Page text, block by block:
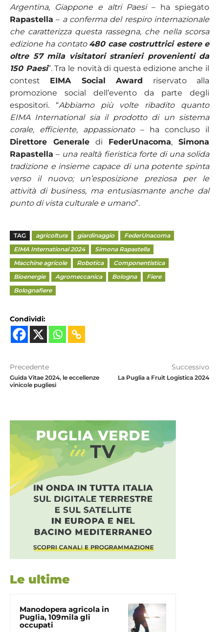
Argentina, Giappone e altri Paesi– ha spiegato
Rapastella – a conferma del respiro internazionale
che caratterizza questa rassegna, che nella scorsa
edizione ha contato 480 case costruttrici estere e
oltre 57 mila visitatori stranieri provenienti da
150 Paesi”. Tra le novità di questa edizione anche il
contest EIMA Social Award riservato alla
promozione social dell’evento da parte degli
espositori. “Abbiamo più volte ribadito quanto
EIMA International sia il prodotto di un sistema
corale, efficiente, appassionato– ha concluso il
Direttore Generale di FederUnacoma, Simona
Rapastella – una realtà fieristica forte di una solida
tradizione e insieme capace di una potente spinta
verso il nuovo; un’esposizione preziosa per le
attività di business, ma entusiasmante anche dal
punto di vista culturale e umano”.
TAG agricoltura giardinaggio
FederUnacoma
EIMA International 2024
Simona Rapastella
Macchine agricole
Robotica
Componentistica
Bioenergie
Agromeccanica Bologna
Fiere
Bolognafiere
Condividi:
Precedente
Guida Vitae 2024, le eccellenze
vinicole pugliesi
Successivo
La Puglia a Fruit Logistica 2024
Le ultime
Manodopera agricola in
Puglia, 109mila gli
occupati